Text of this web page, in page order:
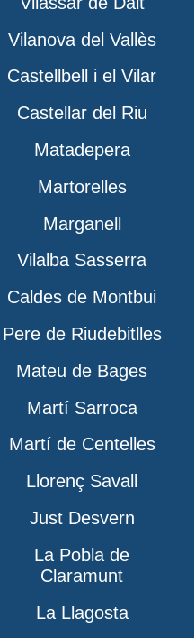
Vilanova del Vallès
Castellbell i el Vilar
Castellar del Riu
Matadepera
Martorelles
Marganell
Vilalba Sasserra
Caldes de Montbui
Pere de Riudebitlles
Mateu de Bages
Martí Sarroca
Martí de Centelles
Llorenç Savall
Just Desvern
La Pobla de
Claramunt
La Llagosta